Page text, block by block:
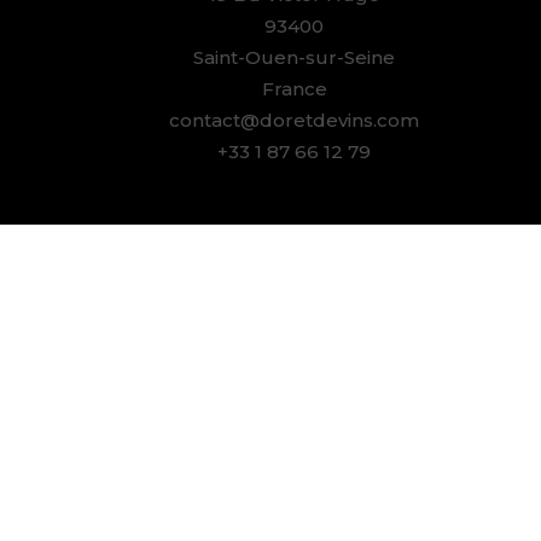
93400
Saint-Ouen-sur-Seine
France
contact@doretdevins.com
+33 1 87 66 12 79